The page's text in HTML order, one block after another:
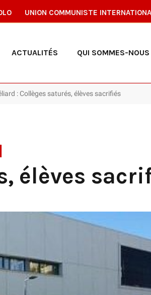
UNION COMMUNISTE
ACTUALITÉS QUI SOMMES-NOUS
: Collèges saturés, élèves sacrifiés
élèves